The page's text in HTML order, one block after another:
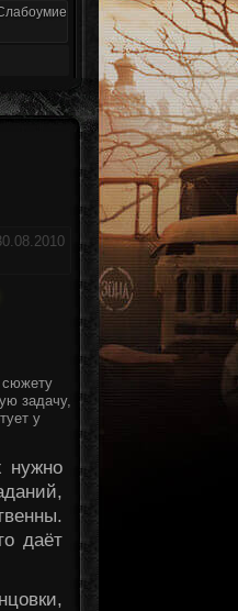
и отвага
сюжету
задачу,
у
нужно
даёт